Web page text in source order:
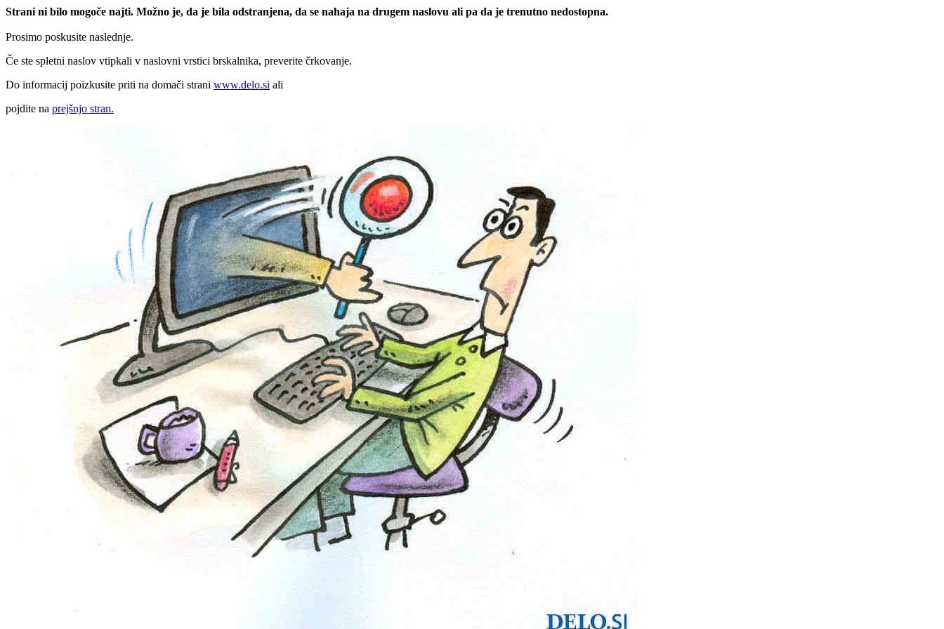
Strani ni bilo mogoče najti. Možno je, da je bila odstranjena, da se nahaja na drugem naslovu ali pa da je trenutno nedostopna.
Prosimo poskusite naslednje.
Če ste spletni naslov vtipkali v naslovni vrstici brskalnika, preverite črkovanje.
Do informacij poizkusite priti na domači strani www.delo.si ali
pojdite na prejšnjo stran.